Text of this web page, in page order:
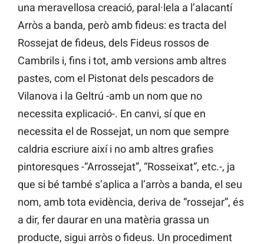
una meravellosa creació, paral·lela a l’alacantí
Arròs a banda, però amb fideus: es tracta del
Rossejat de fideus, dels Fideus rossos de
Cambrils i, fins i tot, amb versions amb altres
pastes, com el Pistonat dels pescadors de
Vilanova i la Geltrú -amb un nom que no
necessita explicació-. En canvi, sí que en
necessita el de Rossejat, un nom que sempre
caldria escriure així i no amb altres grafies
pintoresques -“Arrossejat”, “Rosseixat”, etc.-, ja
que si bé també s’aplica a l’arròs a banda, el seu
nom, amb tota evidència, deriva de “rossejar”, és
a dir, fer daurar en una matèria grassa un
producte, sigui arròs o fideus. Un procediment